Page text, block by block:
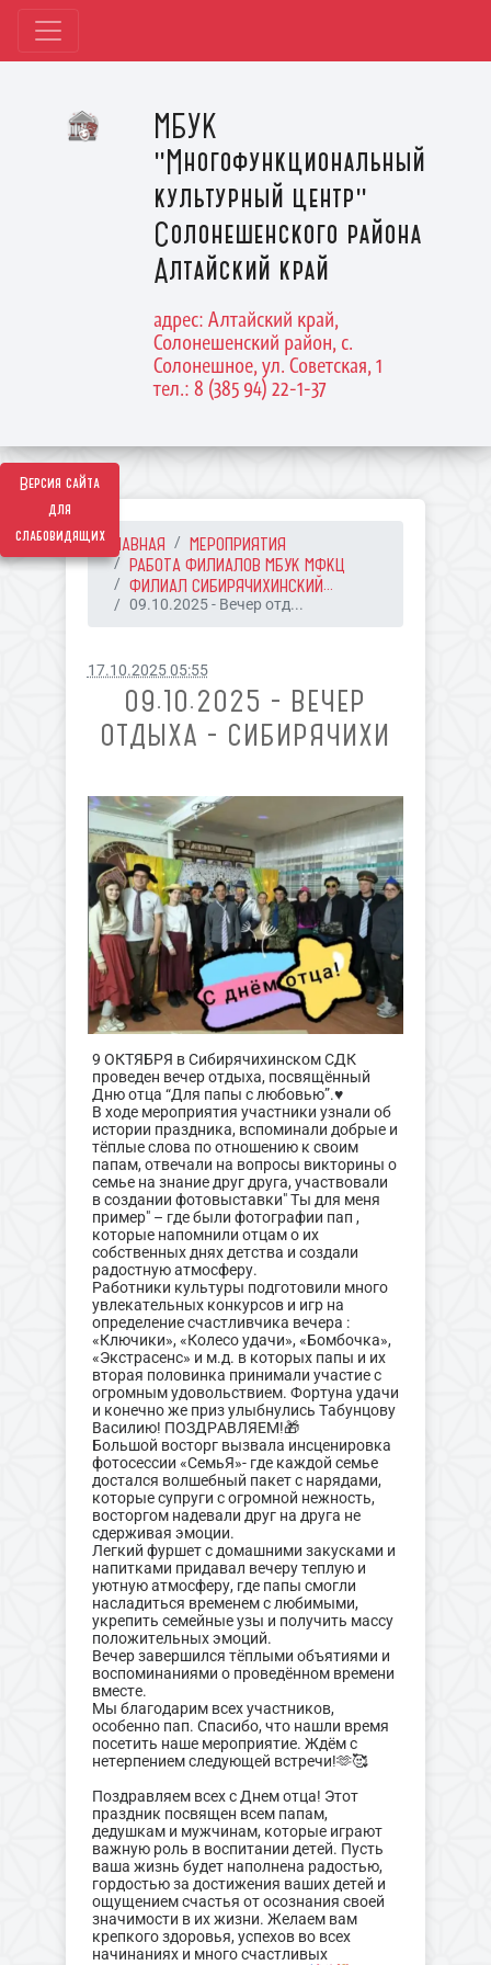
Версия сайта
для
слабовидящих
МБУК
"Многофункциональный
культурный центр"
Солонешенского района
Алтайский край
адрес: Алтайский край,
Солонешенский район, с.
Солонешное, ул. Советская, 1
тел.: 8 (385 94) 22-1-37
ГЛАВНАЯ
МЕРОПРИЯТИЯ
РАБОТА ФИЛИАЛОВ МБУК МФКЦ
ФИЛИАЛ СИБИРЯЧИХИНСКИЙ...
09.10.2025 - Вечер отд...
17.10.2025 05:55
09.10.2025 - ВЕЧЕР
ОТДЫХА - СИБИРЯЧИХИ
9 ОКТЯБРЯ в Сибирячихинском СДК
проведен вечер отдыха, посвящённый
Дню отца “Для папы с любовью”.♥️
В ходе мероприятия участники узнали об
истории праздника, вспоминали добрые и
тёплые слова по отношению к своим
папам, отвечали на вопросы викторины о
семье на знание друг друга, участвовали
в создании фотовыставки" Ты для меня
пример" – где были фотографии пап ,
которые напомнили отцам о их
собственных днях детства и создали
радостную атмосферу.
Работники культуры подготовили много
увлекательных конкурсов и игр на
определение счастливчика вечера :
«Ключики», «Колесо удачи», «Бомбочка»,
«Экстрасенс» и м.д. в которых папы и их
вторая половинка принимали участие с
огромным удовольствием. Фортуна удачи
и конечно же приз улыбнулись Табунцову
Василию! ПОЗДРАВЛЯЕМ!🎁
Большой восторг вызвала инсценировка
фотосессии «СемьЯ»- где каждой семье
достался волшебный пакет с нарядами,
которые супруги с огромной нежность,
восторгом надевали друг на друга не
сдерживая эмоции.
Легкий фуршет с домашними закусками и
напитками придавал вечеру теплую и
уютную атмосферу, где папы смогли
насладиться временем с любимыми,
укрепить семейные узы и получить массу
положительных эмоций.
Вечер завершился тёплыми объятиями и
воспоминаниями о проведённом времени
вместе.
Мы благодарим всех участников,
особенно пап. Спасибо, что нашли время
посетить наше мероприятие. Ждём с
нетерпением следующей встречи!🫶🥰
Поздравляем всех с Днем отца! Этот
праздник посвящен всем папам,
дедушкам и мужчинам, которые играют
важную роль в воспитании детей. Пусть
ваша жизнь будет наполнена радостью,
гордостью за достижения ваших детей и
ощущением счастья от осознания своей
значимости в их жизни. Желаем вам
крепкого здоровья, успехов во всех
начинаниях и много счастливых